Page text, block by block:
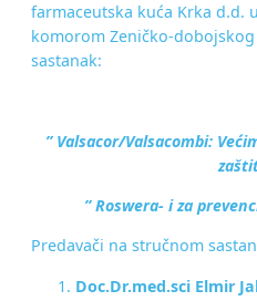
farmaceutska kuća Krka d.d.
komorom Zeničko-
sastanak:
” Valsacor/Valsacombi:
” Roswera- i za
Predavači na stručnom
Doc.Dr.med.sci Elmir